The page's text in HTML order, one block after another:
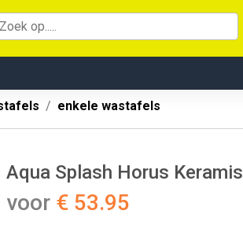
enkele wastafels
Aqua Splash Horus
voor € 53.95